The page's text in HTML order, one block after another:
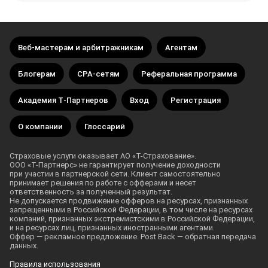
Рекламодатель — тот, кто предлагает свои товары
или услуги для продвижения.
Партнер, или аффилиат, — тот, кто продвигает
товары или услуги рекламодателя.
Агент — партнер, который лично рекомендует
сервисы рекламодателя своим клиентам, друзьям
или знакомым.
Лид — потенциальный клиент, который проявил
интерес к товару или услуге.
клиентов. Для этого используются разные
маркетинговые инструменты, например
контекстная реклама,email-рассылки.
Веб-мастер— владелец площадки, который
размещает на ней предложения рекламодателя.
Арбитраж — покупка трафика и его перепродажа
по более высокой цене. Пример: партнер
подключается к офферу, вознаграждение
за приведенного клиента — 2000 ₽. Он решает
Веб‑мастерам и арбитражникам Агентам
Блогерам СРА‑сетям Реферальная программа
Академия Т‑Партнеров Вход Регистрация
О компании Глоссарий
Страховые услуги оказывает АО «Т-Страхование».
ООО «Т-Партнерс» не гарантирует получение доходности
при участии в партнерской сети. Клиент самостоятельно
принимает решения по работе с офферами и несет
ответственность за полученный результат.
Не допускается продвижение офферов на ресурсах, признанных
запрещенными в Российской Федерации, в том числе на ресурсах
компаний, признанных экстремистскими в Российской Федерации,
и на ресурсах лиц, признанных иностранными агентами.
Оффер — рекламное предложение. Post Back — обратная передача
данных.
Правила использования